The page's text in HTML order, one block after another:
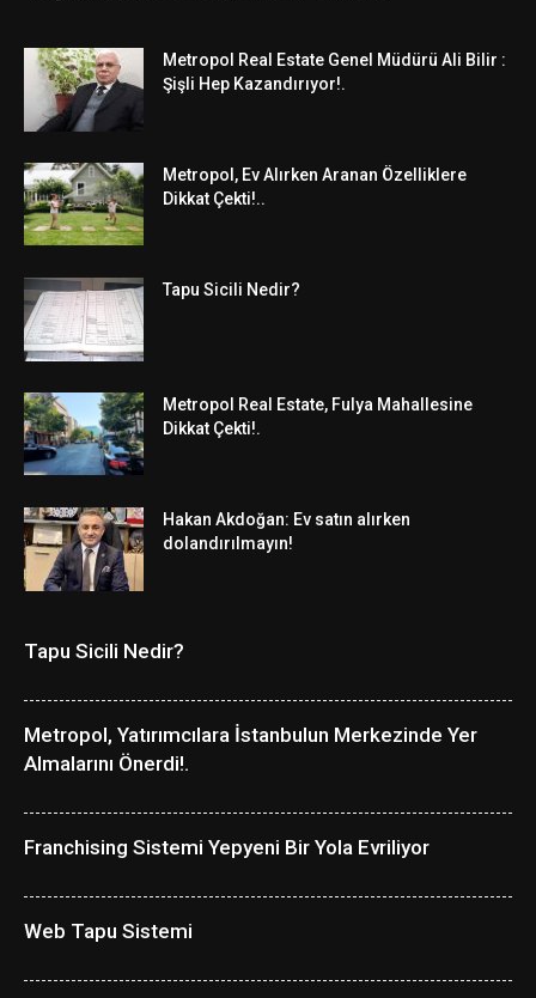
Metropol Real Estate Genel Müdürü Ali Bilir :
Şişli Hep Kazandırıyor!.
Metropol, Ev Alırken Aranan Özelliklere
Dikkat Çekti!..
Tapu Sicili Nedir?
Metropol Real Estate, Fulya Mahallesine
Dikkat Çekti!.
Hakan Akdoğan: Ev satın alırken
dolandırılmayın!
Tapu Sicili Nedir?
Metropol, Yatırımcılara İstanbulun Merkezinde Yer
Almalarını Önerdi!.
Franchising Sistemi Yepyeni Bir Yola Evriliyor
Web Tapu Sistemi